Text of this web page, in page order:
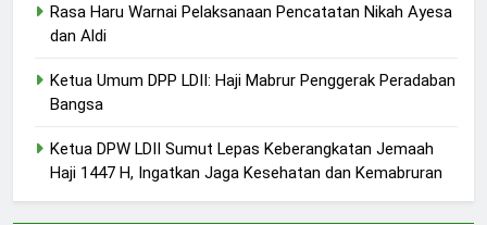
Rasa Haru Warnai Pelaksanaan Pencatatan Nikah Ayesa
dan Aldi
Ketua Umum DPP LDII: Haji Mabrur Penggerak Peradaban
Bangsa
Ketua DPW LDII Sumut Lepas Keberangkatan Jemaah
Haji 1447 H, Ingatkan Jaga Kesehatan dan Kemabruran